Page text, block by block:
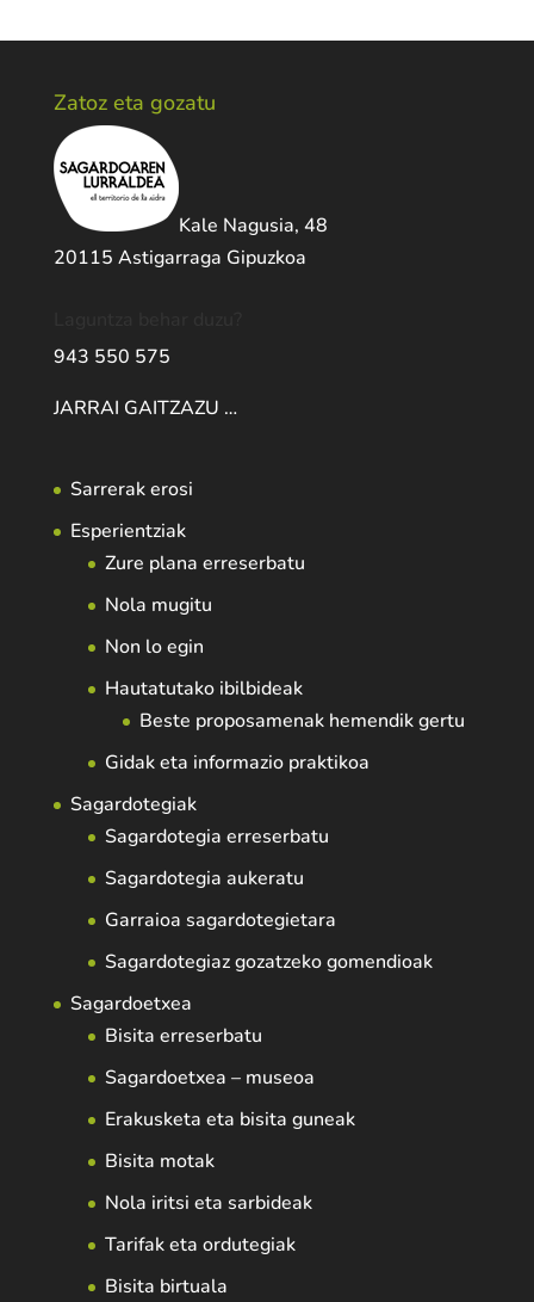
Zatoz eta gozatu
Kale Nagusia, 48
20115 Astigarraga Gipuzkoa
943 550 575
JARRAI GAITZAZU …
Sarrerak erosi
Esperientziak
Zure plana erreserbatu
Nola mugitu
Non lo egin
Hautatutako ibilbideak
Beste proposamenak hemendik gertu
Gidak eta informazio praktikoa
Sagardotegiak
Sagardotegia erreserbatu
Sagardotegia aukeratu
Garraioa sagardotegietara
Sagardotegiaz gozatzeko gomendioak
Sagardoetxea
Bisita erreserbatu
Sagardoetxea – museoa
Erakusketa eta bisita guneak
Bisita motak
Nola iritsi eta sarbideak
Tarifak eta ordutegiak
Bisita birtuala